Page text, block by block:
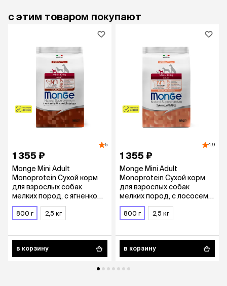
с этим товаром покупают
5
1 355 ₽
Monge Mini Adult
Monoprotein Сухой корм
для взрослых собак
мелких пород, с ягненком,
рисом и картофелем, 800
гр.
800 г 2,5 кг
в корзину
4.9
1 355 ₽
Monge Mini Adult
Monoprotein Сухой корм
для взрослых собак
мелких пород, с лососем и
рисом, 800 гр.
800 г 2,5 кг
в корзину